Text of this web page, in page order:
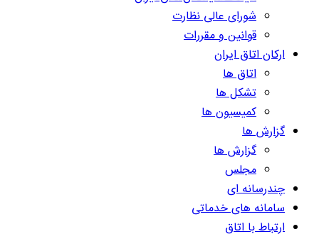
شورای عالی نظارت
قوانین و مقررات
ارکان اتاق ایران
اتاق ها
تشکل ها
کمیسیون ها
گزارش ها
گزارش ها
مجلس
چندرسانه ای
سامانه های خدماتی
ارتباط با اتاق